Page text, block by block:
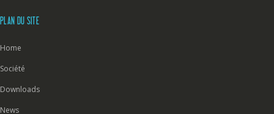
PLAN DU SITE
Home
Société
Downloads
News